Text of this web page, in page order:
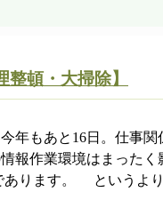
整頓・大掃除】
年もあと16日。仕事関
報作業環境はまったく
あります。 というよ